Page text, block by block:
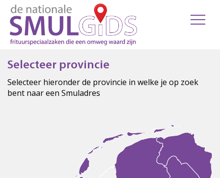
Selecteer provincie
Selecteer hieronder de provincie in welke je op zoek
bent naar een Smuladres